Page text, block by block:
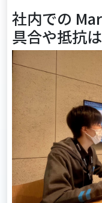
社内での
具合や抵抗